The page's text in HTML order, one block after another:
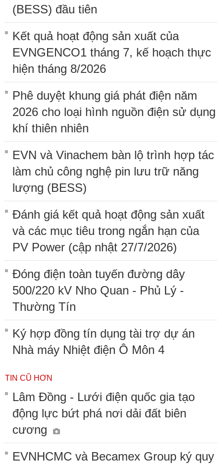
(BESS) đầu tiên
Kết quả hoạt động sản xuất của
EVNGENCO1 tháng 7, kế hoạch thực
hiện tháng 8/2026
Phê duyệt khung giá phát điện năm
2026 cho loại hình nguồn điện sử dụng
khí thiên nhiên
EVN và Vinachem bàn lộ trình hợp tác
làm chủ công nghệ pin lưu trữ năng
lượng (BESS)
Đánh giá kết quả hoạt động sản xuất
và các mục tiêu trong ngắn hạn của
PV Power (cập nhật 27/7/2026)
Đóng điện toàn tuyến đường dây
500/220 kV Nho Quan - Phủ Lý -
Thường Tín
Ký hợp đồng tín dụng tài trợ dự án
Nhà máy Nhiệt điện Ô Môn 4
TIN CŨ HƠN
Lâm Đồng - Lưới điện quốc gia tạo
động lực bứt phá nơi dải đất biên
cương
EVNHCMC và Becamex Group ký quy